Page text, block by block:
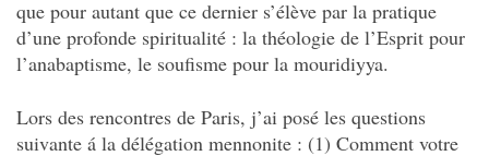
que pour autant que ce dernier s’élève par la pratique
d’une profonde spiritualité : la théologie de l’Esprit pour
l’anabaptisme, le soufisme pour la mouridiyya.
Lors des rencontres de Paris, j’ai posé les questions
suivante á la délégation mennonite : (1) Comment votre